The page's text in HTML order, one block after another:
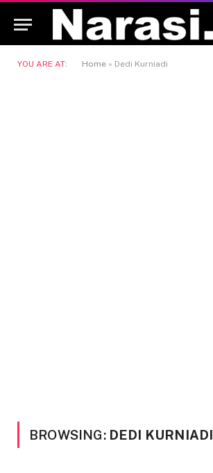
YOU ARE AT: Home » Dedi Kurniadi
BROWSING: DEDI KURNIADI